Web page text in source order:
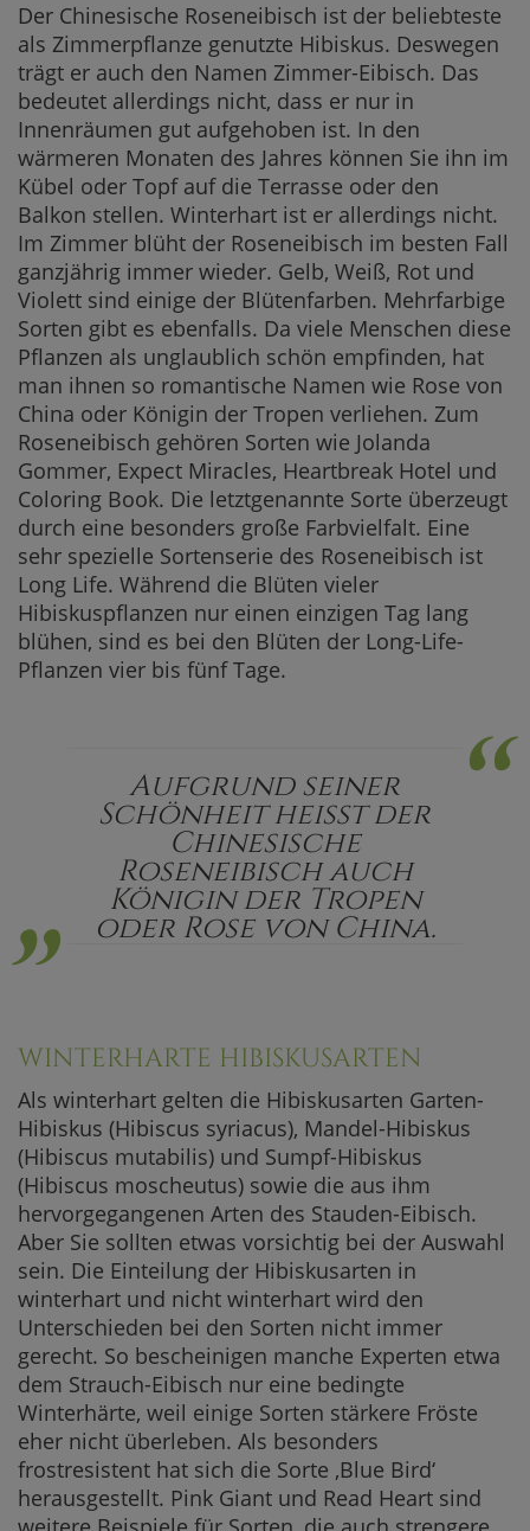
Der Chinesische Roseneibisch ist der beliebteste
als Zimmerpflanze genutzte Hibiskus. Deswegen
trägt er auch den Namen Zimmer-Eibisch. Das
bedeutet allerdings nicht, dass er nur in
Innenräumen gut aufgehoben ist. In den
wärmeren Monaten des Jahres können Sie ihn im
Kübel oder Topf auf die Terrasse oder den
Balkon stellen. Winterhart ist er allerdings nicht.
Im Zimmer blüht der Roseneibisch im besten Fall
ganzjährig immer wieder. Gelb, Weiß, Rot und
Violett sind einige der Blütenfarben. Mehrfarbige
Sorten gibt es ebenfalls. Da viele Menschen diese
Pflanzen als unglaublich schön empfinden, hat
man ihnen so romantische Namen wie Rose von
China oder Königin der Tropen verliehen. Zum
Roseneibisch gehören Sorten wie Jolanda
Gommer, Expect Miracles, Heartbreak Hotel und
Coloring Book. Die letztgenannte Sorte überzeugt
durch eine besonders große Farbvielfalt. Eine
sehr spezielle Sortenserie des Roseneibisch ist
Long Life. Während die Blüten vieler
Hibiskuspflanzen nur einen einzigen Tag lang
blühen, sind es bei den Blüten der Long-Life-
Pflanzen vier bis fünf Tage.
“
„ Aufgrund seiner
Schönheit heißt der
Chinesische
Roseneibisch auch
Königin der Tropen
oder Rose von China.
WINTERHARTE HIBISKUSARTEN
Als winterhart gelten die Hibiskusarten Garten-
Hibiskus (Hibiscus syriacus), Mandel-Hibiskus
(Hibiscus mutabilis) und Sumpf-Hibiskus
(Hibiscus moscheutus) sowie die aus ihm
hervorgegangenen Arten des Stauden-Eibisch.
Aber Sie sollten etwas vorsichtig bei der Auswahl
sein. Die Einteilung der Hibiskusarten in
winterhart und nicht winterhart wird den
Unterschieden bei den Sorten nicht immer
gerecht. So bescheinigen manche Experten etwa
dem Strauch-Eibisch nur eine bedingte
Winterhärte, weil einige Sorten stärkere Fröste
eher nicht überleben. Als besonders
frostresistent hat sich die Sorte ‚Blue Bird‘
herausgestellt. Pink Giant und Read Heart sind